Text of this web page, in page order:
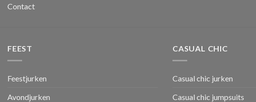
Contact
FEEST
Feestjurken
Avondjurken
CASUAL CHIC
Casual chic jurken
Casual chic jumpsuits